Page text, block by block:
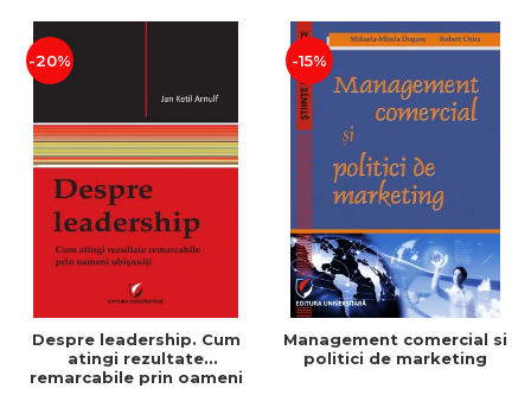
-20%
Despre leadership. Cum
atingi rezultate
remarcabile prin oameni
-15%
Management comercial si
politici de marketing